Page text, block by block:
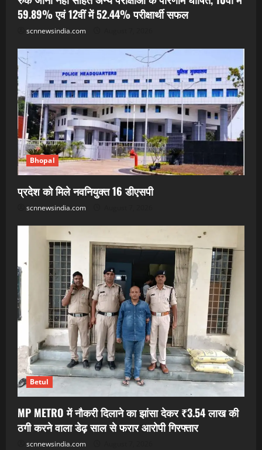
59.89% एवं 12वीं में 52.44% परीक्षार्थी सफल
scnnewsindia.com
Bhopal
प्रदेश को मिले नवनियुक्त 16 डीएसपी
scnnewsindia.com
Betul
MP METRO में नौकरी दिलाने का झांसा देकर ₹3.54 लाख की
ठगी करने वाला डेढ़ साल से फरार आरोपी गिरफ्तार
scnnewsindia.com